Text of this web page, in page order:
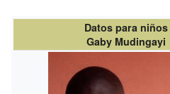
Datos para niños
Gaby Mudingayi